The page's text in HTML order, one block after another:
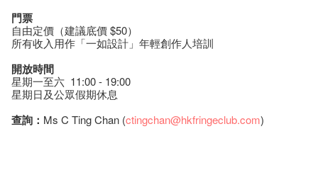
門票
自由定價（建議底價 $50）
所有收入用作「一如設計」年輕創作人培訓
開放時間
星期一至六 11:00 - 19:00
星期日及公眾假期休息
查詢： Ms C Ting Chan (ctingchan@hkfringeclub.com)